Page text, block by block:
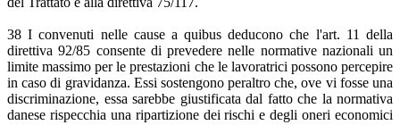
38 I convenuti nelle cause a quibus deducono che l'art. 11 della
direttiva 92/85 consente di prevedere nelle normative nazionali un
limite massimo per le prestazioni che le lavoratrici possono percepire
in caso di gravidanza. Essi sostengono peraltro che, ove vi fosse una
discriminazione, essa sarebbe giustificata dal fatto che la normativa
danese rispecchia una ripartizione dei rischi e degli oneri economici